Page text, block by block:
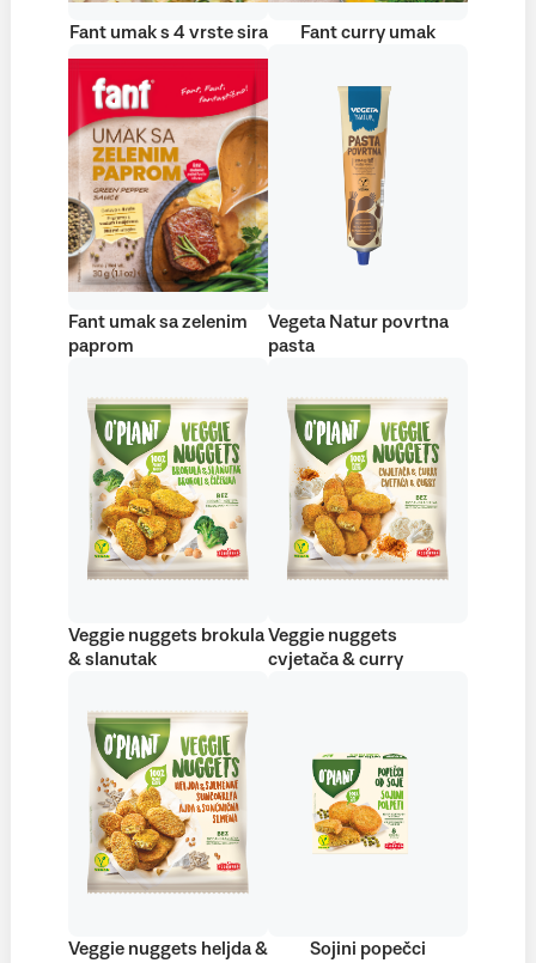
Fant umak s 4 vrste sira Fant curry umak
Fant umak sa zelenim
paprom
Vegeta Natur povrtna
pasta
Veggie nuggets brokula
& slanutak
Veggie nuggets
cvjetača & curry
Veggie nuggets heljda &
Sojini popečci